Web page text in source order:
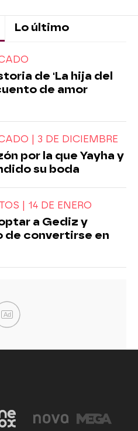
Lo último
de 'La hija del
de amor
| 3 DE DICIEMBRE
por la que Yayha y
su boda
| 14 DE ENERO
a Gediz y
de convertirse en
Ad